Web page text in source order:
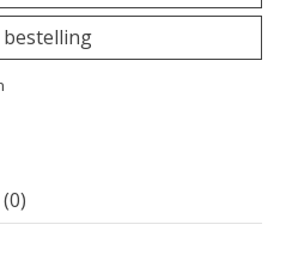
bestelling